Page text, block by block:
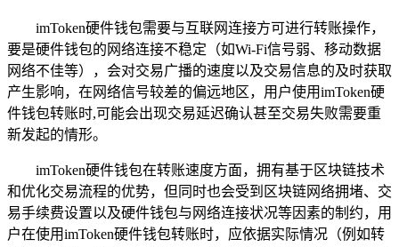
imToken硬件钱包需要与互联网连接方可进行转账操作，
要是硬件钱包的网络连接不稳定（如Wi-Fi信号弱、移动数据
网络不佳等），会对交易广播的速度以及交易信息的及时获取
产生影响，在网络信号较差的偏远地区，用户使用imToken硬
件钱包转账时,可能会出现交易延迟确认甚至交易失败需要重
新发起的情形。
imToken硬件钱包在转账速度方面，拥有基于区块链技术
和优化交易流程的优势，但同时也会受到区块链网络拥堵、交
易手续费设置以及硬件钱包与网络连接状况等因素的制约，用
户在使用imToken硬件钱包转账时，应依据实际情况（例如转